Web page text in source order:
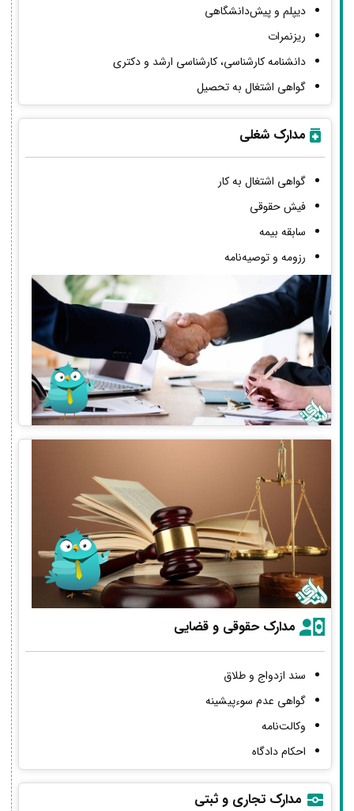
دیپلم و پیش‌دانشگاهی
ریزنمرات
دانشنامه کارشناسی، کارشناسی ارشد و دکتری
گواهی اشتغال به تحصیل
مدارک شغلی
گواهی اشتغال به کار
فیش حقوقی
سابقه بیمه
رزومه و توصیه‌نامه
مدارک حقوقی و قضایی
سند ازدواج و طلاق
گواهی عدم سوءپیشینه
وکالت‌نامه
احکام دادگاه
مدارک تجاری و ثبتی